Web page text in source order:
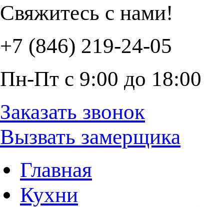
Свяжитесь с нами!
+7 (846) 219-24-05
Пн-Пт с 9:00 до 18:00
Заказать звонок
Вызвать замерщика
Главная
Кухни